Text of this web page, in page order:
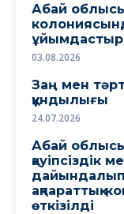
Абай
03.08.2026
Заң мен
құндылығы
24.07.2026
Абай
қауіпсіздік
дайындалып
ақпараттық-
өткізілді